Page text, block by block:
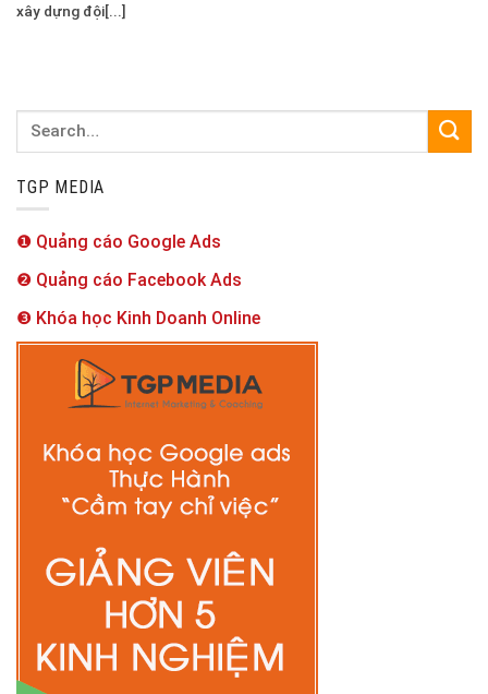
xây dựng đội[...]
TGP MEDIA
❶ Quảng cáo Google Ads
❷ Quảng cáo Facebook Ads
❸ Khóa học Kinh Doanh Online